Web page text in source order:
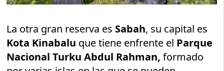
La otra gran reserva es Sabah, su capital es
Kota Kinabalu que tiene enfrente el Parque
Nacional Turku Abdul Rahman, formado